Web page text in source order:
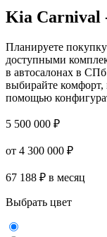
Kia Carnival
Планируете
доступными
в автосалонах в
выбирайте
помощью
5 500 000 ₽
от 4 300 000 ₽
67 188 ₽ в месяц
Выбрать цвет